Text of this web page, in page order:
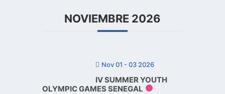
NOVIEMBRE 2026
Nov 01 - 03 2026
IV SUMMER YOUTH
OLYMPIC GAMES SENEGAL